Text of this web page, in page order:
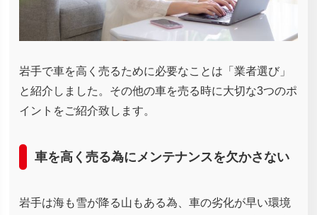
岩手で車を高く売るために必要なことは「業者選び」
と紹介しました。その他の車を売る時に大切な3つのポ
イントをご紹介致します。
車を高く売る為にメンテナンスを欠かさない
岩手は海も雪が降る山もある為、車の劣化が早い環境